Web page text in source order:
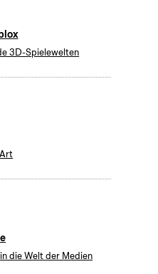
3D-Spielewelten
die Welt der Medien